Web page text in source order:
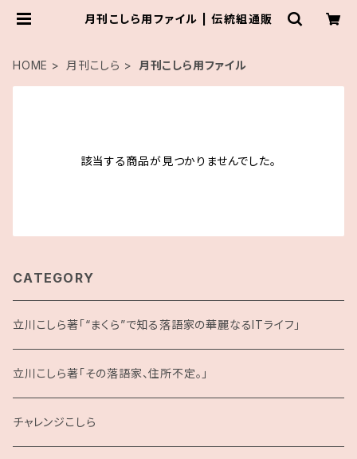
月刊こしら用ファイル | 伝統組通販
HOME 月刊こしら 月刊こしら用ファイル
該当する商品が見つかりませんでした。
CATEGORY
立川こしら著「“まくら”で知る落語家の華麗なるITライフ」
立川こしら著「その落語家、住所不定。」
チャレンジこしら